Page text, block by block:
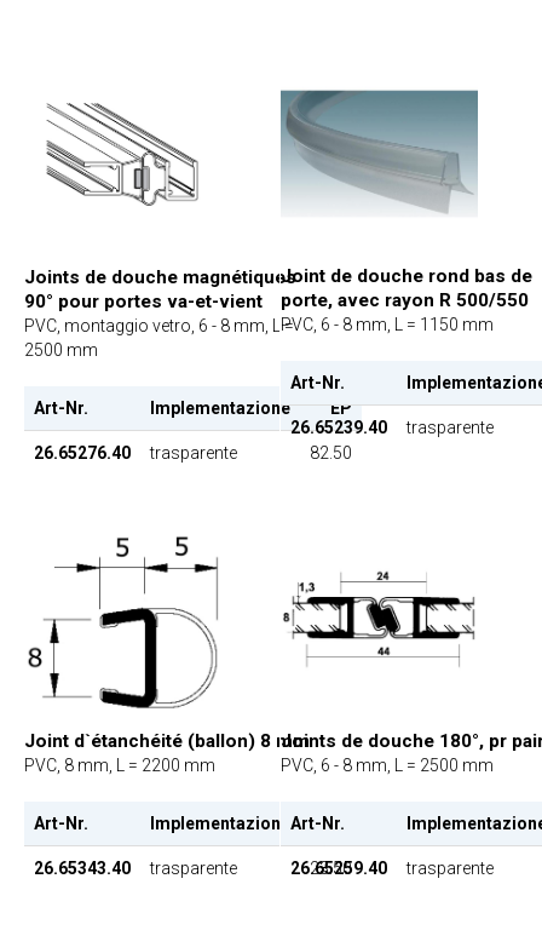
Joints de douche magnétiques
90° pour portes va-et-vient
PVC, montaggio vetro, 6 - 8 mm, L =
2500 mm
Art-Nr. Implementazione EP
26.65276.40 trasparente 82.50
Joint de douche rond bas de
porte, avec rayon R 500/550
PVC, 6 - 8 mm, L = 1150 mm
Art-Nr.
26.65239.40 trasparente
Joint d`étanchéité (ballon) 8 mm
PVC, 8 mm, L = 2200 mm
Art-Nr. Implementazione EP
26.65343.40 trasparente 23.50
Joints de douche 180°, pr
PVC, 6 - 8 mm, L = 2500 mm
Art-Nr.
26.65259.40 trasparente